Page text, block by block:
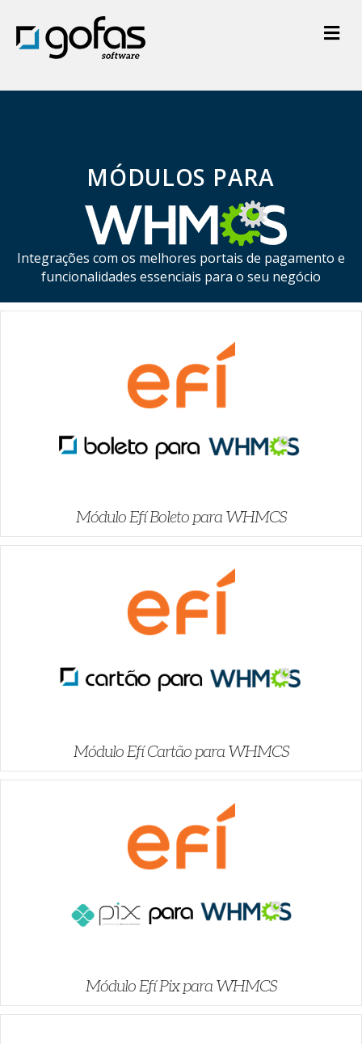
MÓDULOS PARA
Integrações com os melhores portais de pagamento e
funcionalidades essenciais para o seu negócio
Módulo Efí Boleto para WHMCS
Módulo Efí Cartão para WHMCS
Módulo Efí Pix para WHMCS